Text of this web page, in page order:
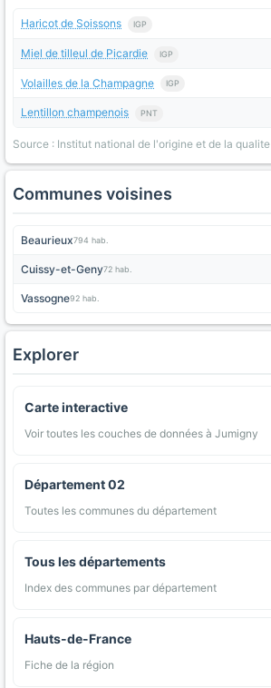
Haricot de Soissons IGP
Miel de tilleul de Picardie IGP
Volailles de la Champagne IGP
Lentillon champenois PNT
Source : Institut national de l'origine et de la qualite
Communes voisines
Beaurieux794 hab.
Cuissy-et-Geny72 hab.
Vassogne92 hab.
Explorer
Carte interactive
Voir toutes les couches de données à Jumigny
Département 02
Toutes les communes du département
Tous les départements
Index des communes par département
Hauts-de-France
Fiche de la région